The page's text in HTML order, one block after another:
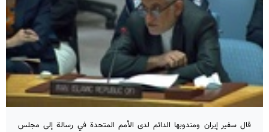
قال سفير إيران ومندوبها الدائم لدى الأمم المتحدة في رسالة إلى مجلس